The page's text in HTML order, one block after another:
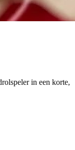
in een korte,